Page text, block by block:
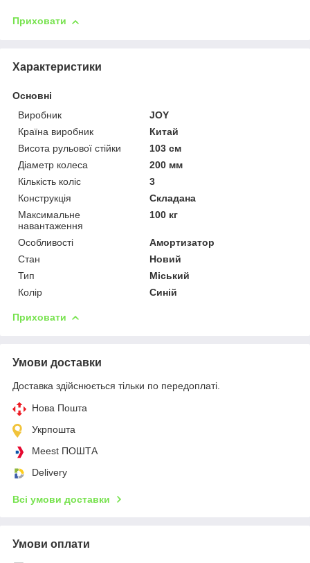
Приховати
Характеристики
Основні
Виробник
JOY
Країна виробник
Китай
Висота рульової стійки
103 см
Діаметр колеса
200 мм
Кількість коліс
3
Конструкція
Складана
Максимальне
навантаження
100 кг
Особливості
Амортизатор
Стан
Новий
Тип
Міський
Колір
Синій
Приховати
Умови доставки
Доставка здійснюється тільки по передоплаті.
Нова Пошта
Укрпошта
Meest ПОШТА
Delivery
Всі умови доставки
Умови оплати